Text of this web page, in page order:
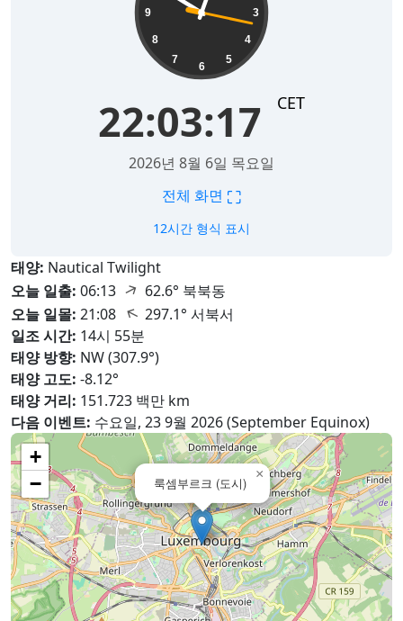
3
4
5
6
7
8
9
22:03:18 CET
2026년 8월 6일 목요일
전체 화면 ⛶
12시간 형식 표시
태양: Nautical Twilight
오늘 일출: 06:13 ↑ 62.6° 북북동
오늘 일몰: 21:08 ↑297.1° 서북서
일조 시간: 14시 55분
태양 방향: NW (307.9°)
태양 고도: -8.12°
태양 거리: 151.723 백만 km
다음 이벤트: 수요일, 23 9월 2026 (September Equinox)
룩셈부르크 (도시)
×
+
−